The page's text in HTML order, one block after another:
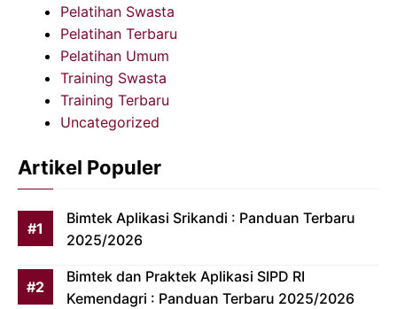
Pelatihan Swasta
Pelatihan Terbaru
Pelatihan Umum
Training Swasta
Training Terbaru
Uncategorized
Artikel Populer
Bimtek Aplikasi Srikandi : Panduan Terbaru
2025/2026
Bimtek dan Praktek Aplikasi SIPD RI
Kemendagri : Panduan Terbaru 2025/2026